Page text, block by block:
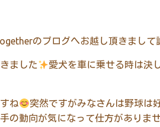
のブログへお越し頂きまして
ました
愛犬を車に乗せる時は決
ね 突然ですがみなさんは野球は
の動向が気になって仕方がありま